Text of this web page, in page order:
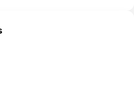
de paz en el exterior de estas
mediterráneo, mientras que las
de relax o reuniones al aire
de exclusividad y frescura durante
estar a solo 3 km del mar